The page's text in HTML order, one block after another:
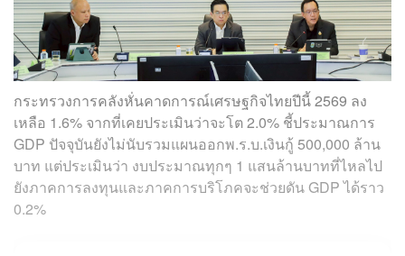
กระทรวงการคลังหั่นคาดการณ์เศรษฐกิจไทยปีนี้ 2569 ลง
เหลือ 1.6% จากที่เคยประเมินว่าจะโต 2.0% ชี้ประมาณการ
GDP ปัจจุบันยังไม่นับรวมแผนออกพ.ร.บ.เงินกู้ 500,000 ล้าน
บาท แต่ประเมินว่า งบประมาณทุกๆ 1 แสนล้านบาทที่ไหลไป
ยังภาคการลงทุนและภาคการบริโภคจะช่วยดัน GDP ได้ราว
0.2%